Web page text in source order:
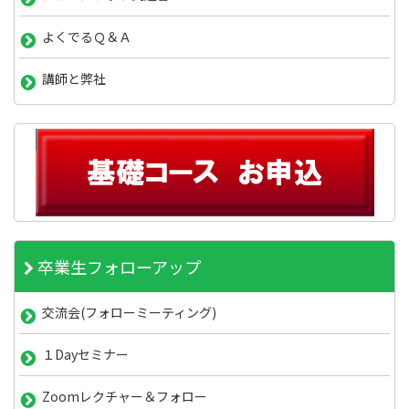
よくでるＱ＆Ａ
講師と弊社
卒業生フォローアップ
交流会(フォローミーティング)
１Dayセミナー
Zoomレクチャー＆フォロー